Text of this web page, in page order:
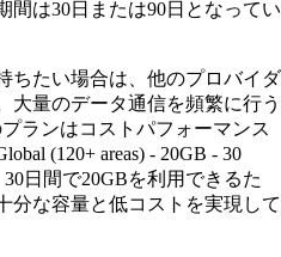
間は30日または90日となってい
ちたい場合は、他のプロバイダ
大量のデータ通信を頻繁に行う
ランはコストパフォーマンス
(120+ areas) - 20GB - 30
日間で20GBを利用できるた
分な容量と低コストを実現して